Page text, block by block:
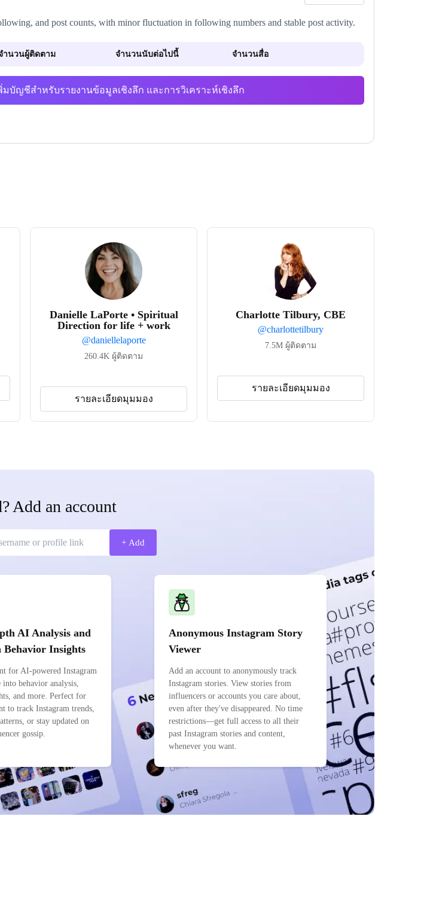
and post counts, with minor fluctuation in following numbers and stable post activity.
ำนวนผู้ติดตาม จำนวนนับต่อไปนี้ จำนวนสื่อ
มบัญชีสำหรับรายงานข้อมูลเชิงลึก และการวิเคราะห์เชิงลึก
Danielle LaPorte • Spiritual
Direction for life + work
@daniellelaporte
260.4K ผู้ติดตาม
รายละเอียดมุมมอง
Charlotte Tilbury, CBE
@charlottetilbury
7.5M ผู้ติดตาม
รายละเอียดมุมมอง
Add an account
+ Add
AI Analysis and
Behavior Insights
for AI-powered Instagram
into behavior analysis,
and more. Perfect for
to track Instagram trends,
or stay updated on
gossip.
Anonymous Instagram Story
Viewer
Add an account to anonymously track
Instagram stories. View stories from
influencers or accounts you care about,
even after they've disappeared. No time
restrictions—get full access to all their
past Instagram stories and content,
whenever you want.